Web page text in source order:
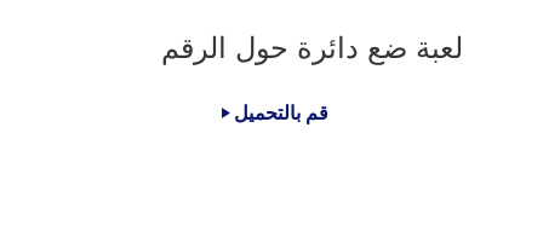
لعبة ضع دائرة حول الرقم
قم بالتحميل